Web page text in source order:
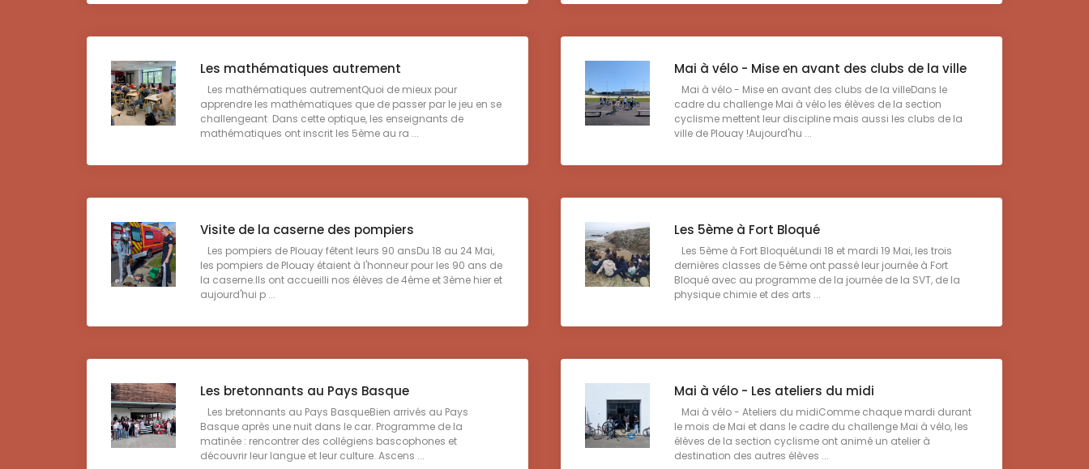
Les mathématiques autrement
Les mathématiques autrementQuoi de mieux pour
apprendre les mathématiques que de passer par le jeu en se
challengeant Dans cette optique, les enseignants de
mathématiques ont inscrit les 5ème au ra ...
Mai à vélo - Mise en avant des clubs de la ville
Mai à vélo - Mise en avant des clubs de la villeDans le
cadre du challenge Mai à vélo les élèves de la section
cyclisme mettent leur discipline mais aussi les clubs de la
ville de Plouay !Aujourd'hu ...
Visite de la caserne des pompiers
Les pompiers de Plouay fêtent leurs 90 ansDu 18 au 24 Mai,
les pompiers de Plouay étaient à l'honneur pour les 90 ans de
la caserne.Ils ont accueilli nos élèves de 4ème et 3ème hier et
aujourd'hui p ...
Les 5ème à Fort Bloqué
Les 5ème à Fort BloquéLundi 18 et mardi 19 Mai, les trois
dernières classes de 5ème ont passé leur journée à Fort
Bloqué avec au programme de la journée de la SVT, de la
physique chimie et des arts ...
Les bretonnants au Pays Basque
Les bretonnants au Pays BasqueBien arrivés au Pays
Basque après une nuit dans le car. Programme de la
matinée : rencontrer des collégiens bascophones et
découvrir leur langue et leur culture. Ascens ...
Mai à vélo - Les ateliers du midi
Mai à vélo - Ateliers du midiComme chaque mardi durant
le mois de Mai et dans le cadre du challenge Mai à vélo, les
élèves de la section cyclisme ont animé un atelier à
destination des autres élèves ...